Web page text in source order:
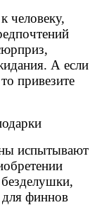
человеку,
А если
привезите
испытывают
финнов